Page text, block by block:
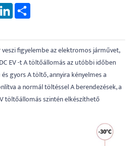
LinkedIn
figyelembe az elektromos járművet,
EV -t A töltőállomás az utóbbi időben
gyors A töltő, annyira kényelmes a
a normál töltéssel A berendezések, a
töltőállomás szintén elkészíthető